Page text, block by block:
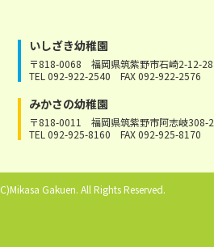
いしざき幼稚園
〒818-0068 福岡県筑紫野市石崎2-12-28
TEL 092-922-2540 FAX 092-922-2576
みかさの幼稚園
〒818-0011 福岡県筑紫野市阿志岐308-2
TEL 092-925-8160 FAX 092-925-8170
Gakuen. All Rights Reserved.